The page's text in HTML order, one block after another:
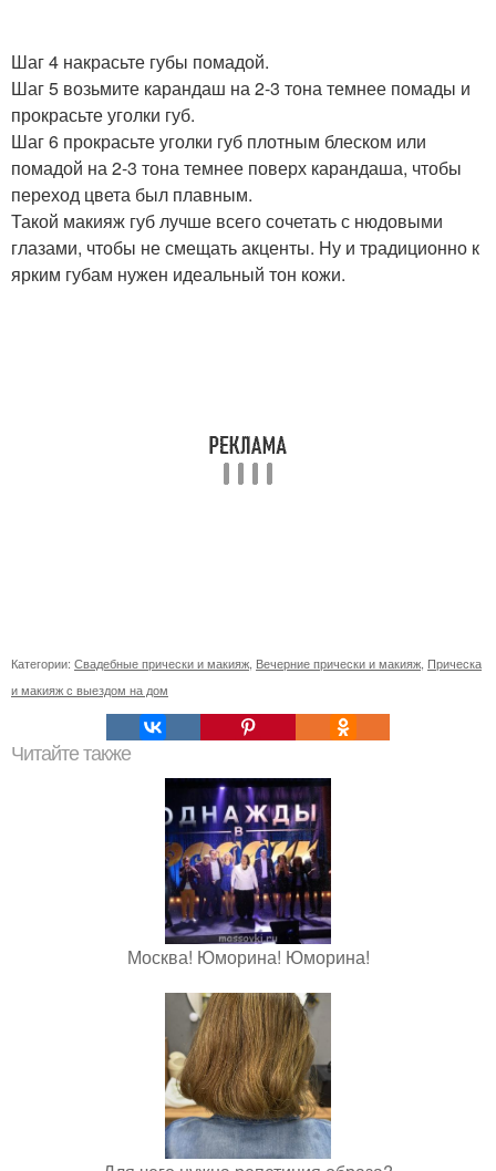
Шаг 4 накрасьте губы помадой.
Шаг 5 возьмите карандаш на 2-3 тона темнее помады и
прокрасьте уголки губ.
Шаг 6 прокрасьте уголки губ плотным блеском или
помадой на 2-3 тона темнее поверх карандаша, чтобы
переход цвета был плавным.
Такой макияж губ лучше всего сочетать с нюдовыми
глазами, чтобы не смещать акценты. Ну и традиционно к
ярким губам нужен идеальный тон кожи.
Категории: Свадебные прически и макияж Вечерние прически и макияж Прическа
и макияж с выездом на дом
Читайте также
Москва! Юморина! Юморина!